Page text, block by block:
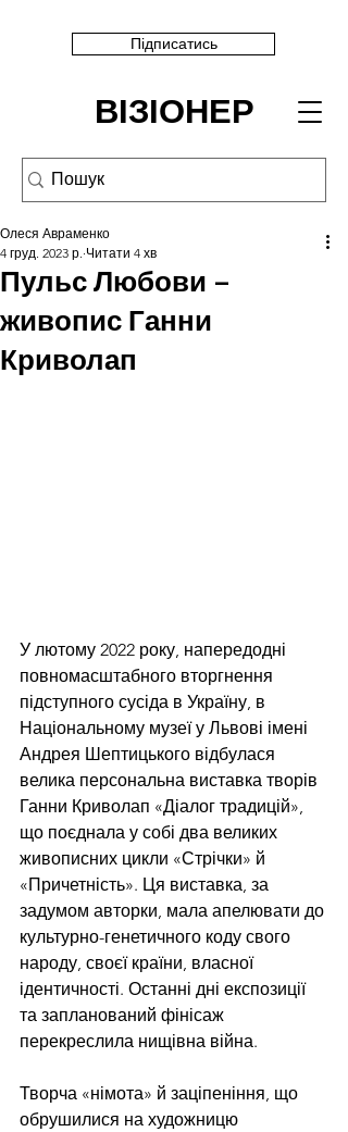
ВІЗІОНЕР
Підписатись
Пульс Любови –
живопис Ганни
Криволап
Олеся Авраменко
4 груд. 2023 р. Читати 4 хв
У лютому 2022 року, напередодні
повномасштабного вторгнення
підступного сусіда в Україну, в
Національному музеї у Львові імені
Андрея Шептицького відбулася
велика персональна виставка творів
Ганни Криволап «Діалог традицій»,
що поєднала у собі два великих
живописних цикли «Стрічки» й
«Причетність». Ця виставка, за
задумом авторки, мала апелювати до
культурно-генетичного коду свого
народу, своєї країни, власної
ідентичності. Останні дні експозиції
та запланований фінісаж
перекреслила нищівна війна.
Творча «німота» й заціпеніння, що
обрушилися на художницю